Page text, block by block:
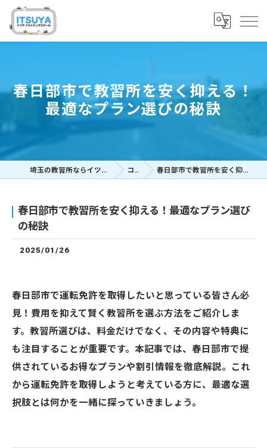
春日部市で教習所を安く抑える！
最適なプラン選びの秘訣
埼玉の教習所ならイツヤドライビングスクール コラム 春日部市で教習所を安く抑える！最適なプラン選びの秘訣
春日部市で教習所を安く抑える！最適なプラン選び
の秘訣
2025/01/26
春日部市で運転免許を取得したいと思っている皆さん必
見！費用を抑えて賢く教習所を選ぶ方法をご紹介しま
す。教習所選びは、料金だけでなく、その内容や特典に
も注目することが重要です。本記事では、春日部市で提
供されているお得なプランや割引情報を徹底解説。これ
から運転免許を取得しようと考えている方に、最適な選
択肢とは何かを一緒に探っていきましょう。